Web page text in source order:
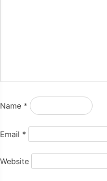
Name *
Email *
Website